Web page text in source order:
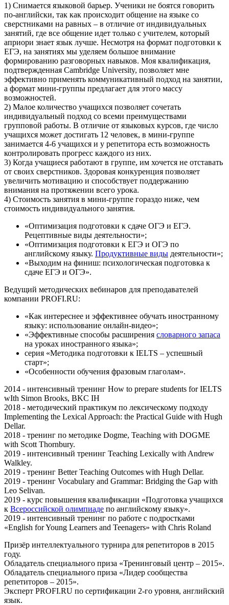
1) Снимается языковой барьер. Ученики не боятся говорить
по-английски, так как происходит общение на языке со
сверстниками на равных – в отличие от индивидуальных
занятий, где все общение идет только с учителем, который
априори знает язык лучше. Несмотря на формат подготовки к
ЕГЭ, на занятиях мы уделяем большое внимание
формированию разговорных навыков. Моя квалификация,
подтвержденная Cambridge University, позволяет мне
эффективно применять коммуникативный подход на занятии,
а формат мини-группы предлагает для этого массу
возможностей.
2) Малое количество учащихся позволяет сочетать
индивидуальный подход со всеми преимуществами
групповой работы. В отличие от языковых курсов, где число
учащихся может достигать 12 человек, в мини-группе
занимается 4-6 учащихся и у репетитора есть возможность
контролировать прогресс каждого из них.
3) Когда учащиеся работают в группе, им хочется не отставать
от своих сверстников. Здоровая конкуренция позволяет
увеличить мотивацию и способствует поддержанию
внимания на протяжении всего урока.
4) Стоимость занятия в мини-группе гораздо ниже, чем
стоимость индивидуального занятия.
«Оптимизация подготовки к сдаче ОГЭ и ЕГЭ.
Рецептивные виды деятельности»;
«Оптимизация подготовки к ЕГЭ и ОГЭ по
английскому языку. Продуктивные виды деятельности»;
«Выходим на финиш: психологическая подготовка к
сдаче ЕГЭ и ОГЭ».
Ведущий методических вебинаров для преподавателей
компании PROFI.RU:
«Как интереснее и эффективнее обучать иностранному
языку: использование онлайн-видео»;
«Эффективные способы расширения словарного запаса
на уроках иностранного языка»;
серия «Методика подготовки к IELTS – успешный
старт»;
«Особенности обучения фразовым глаголам».
2014 - интенсивный тренинг How to prepare students for IELTS
wIth Simon Brooks, BKC IH
2018 - методический практикум по лексическому подходу
Implementing the Lexical Approach: the Practical Guide with Hugh
Dellar.
2018 - тренинг по методике Dogme, Teaching with DOGME
with Scott Thornbury.
2019 - интенсивный тренинг Teaching Lexically with Andrew
Walkley.
2019 - тренинг Better Teaching Outcomes with Hugh Dellar.
2019 - тренинг Vocabulary and Grammar: Bridging the Gap with
Leo Selivan.
2019 - курс повышения квалификации «Подготовка учащихся
к Всероссийской олимпиаде по английскому языку».
2019 - интенсивный тренинг по работе с подростками
«English for Young Learners and Teenagers» with Chris Roland
Призёр интеллектуального турнира для репетиторов в 2015
году.
Обладатель специального приза «Тренинговый центр – 2015».
Обладатель специального приза «Лидер сообщества
репетиторов – 2015».
Эксперт PROFI.RU по сертификации 2-го уровня, английский
язык.